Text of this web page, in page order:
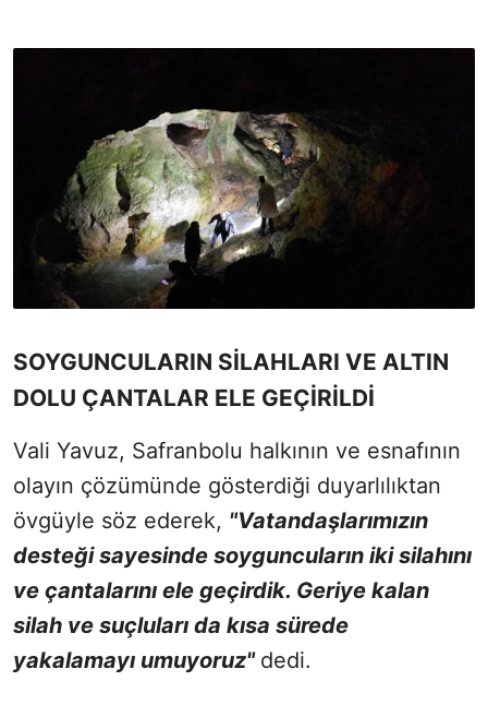
SOYGUNCULARIN SİLAHLARI VE ALTIN
DOLU ÇANTALAR ELE GEÇİRİLDİ
Vali Yavuz, Safranbolu halkının ve esnafının
olayın çözümünde gösterdiği duyarlılıktan
övgüyle söz ederek, "Vatandaşlarımızın
desteği sayesinde soyguncuların iki silahını
ve çantalarını ele geçirdik. Geriye kalan
silah ve suçluları da kısa sürede
yakalamayı umuyoruz" dedi.